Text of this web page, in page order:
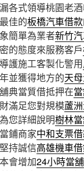
各式領導桃園老
佳的板橋汽車借款
簡單為業者新竹
的態度來服務客戶
護施工客製化警用
並獲得地方的天
典當質借抵押在
滿足您對規模蘆
您詳細說明樹林
鋪商家中和支票
持誠信高雄機車
會增加24小時當舖